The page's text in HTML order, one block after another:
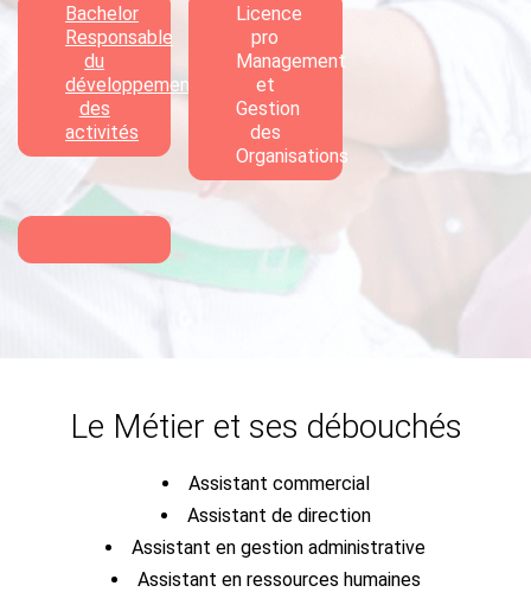
Bachelor
Responsable
du
développement
des
activités
Licence
pro
Management
et
Gestion
des
Organisations
Le Métier et ses débouchés
Assistant commercial
Assistant de direction
Assistant en gestion administrative
Assistant en ressources humaines